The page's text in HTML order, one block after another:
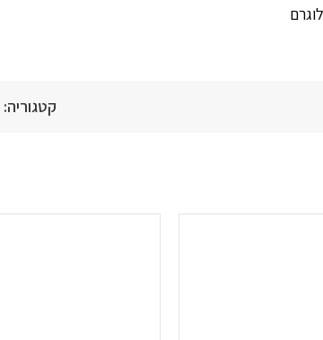
קטגוריה: